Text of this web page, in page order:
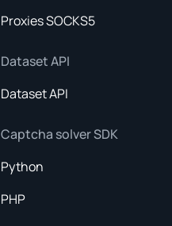
Proxies SOCKS5
Dataset API
Dataset API
Captcha solver SDK
Python
PHP